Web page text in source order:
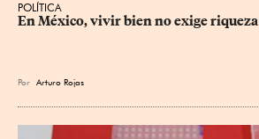
POLÍTICA
En México, vivir bien no exige riqueza
Por Arturo Rojas